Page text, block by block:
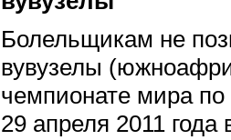
Болельщикам не
вувузелы
чемпионате мира по
29 апреля 2011